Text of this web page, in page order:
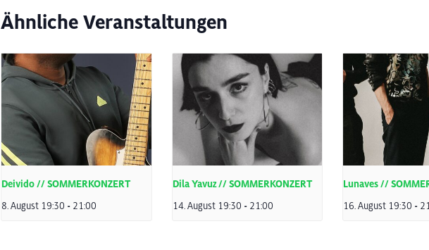
Ähnliche Veranstaltungen
Deivido // SOMMERKONZERT
8. August 19:30 - 21:00
Dila Yavuz // SOMMERKONZERT
14. August 19:30 - 21:00
Lunaves //
16. August 19:30 -